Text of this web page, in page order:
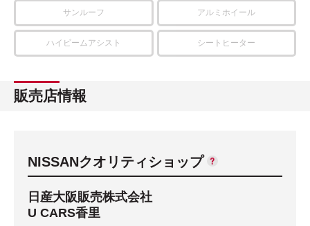
サンルーフ アルミホイール
ハイビームアシスト シートヒーター
販売店情報
NISSANクオリティショップ
日産大阪販売株式会社
U CARS香里